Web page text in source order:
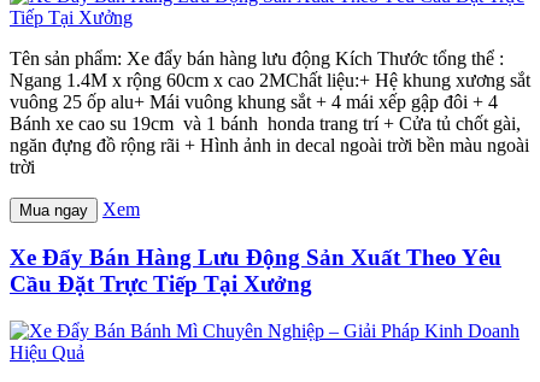
Tên sản phẩm: Xe đẩy bán hàng lưu động Kích Thước tổng thể :
Ngang 1.4M x rộng 60cm x cao 2MChất liệu:+ Hệ khung xương sắt
vuông 25 ốp alu+ Mái vuông khung sắt + 4 mái xếp gập đôi + 4
Bánh xe cao su 19cm và 1 bánh honda trang trí + Cửa tủ chốt gài,
ngăn đựng đồ rộng rãi + Hình ảnh in decal ngoài trời bền màu ngoài
trời
Mua ngay Xem
Xe Đẩy Bán Hàng Lưu Động Sản Xuất Theo Yêu
Cầu Đặt Trực Tiếp Tại Xưởng